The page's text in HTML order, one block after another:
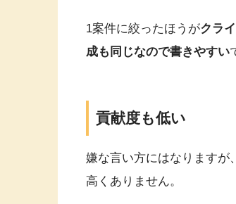
1案件に絞ったほうがクラ
成も同じなので書きやすい
貢献度も低い
嫌な言い方にはなりますが
高くありません。